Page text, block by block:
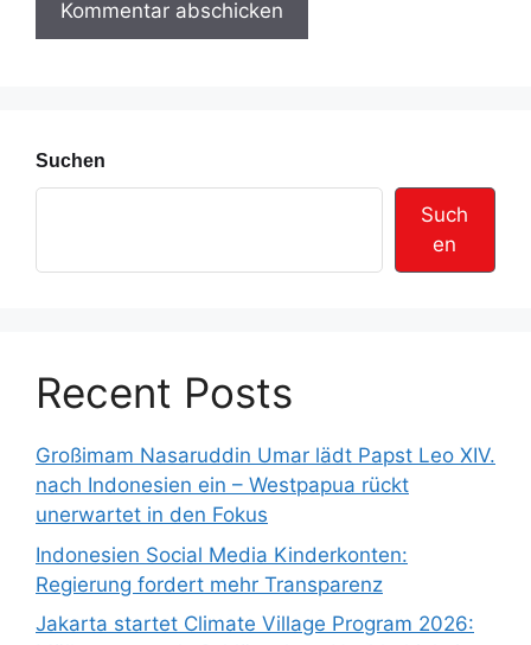
s
Suchen
Such
en
Recent Posts
Großimam Nasaruddin Umar lädt Papst Leo XIV.
nach Indonesien ein – Westpapua rückt
unerwartet in den Fokus
Indonesien Social Media Kinderkonten:
Regierung fordert mehr Transparenz
Jakarta startet Climate Village Program 2026: